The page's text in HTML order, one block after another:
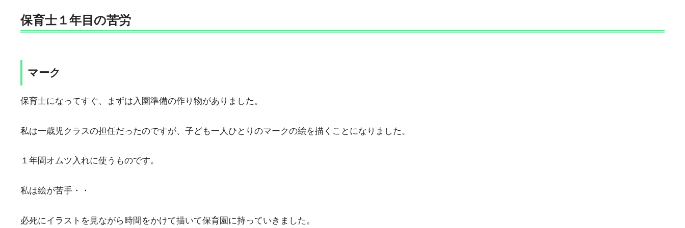
保育士１年目の苦労
マーク
保育士になってすぐ、まずは入園準備の作り物がありました。
私は一歳児クラスの担任だったのですが、子ども一人ひとりのマークの絵を描くことになりました。
１年間オムツ入れに使うものです。
私は絵が苦手・・
必死にイラストを見ながら時間をかけて描いて保育園に持っていきました。